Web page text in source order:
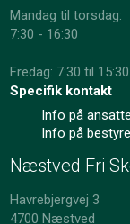
Mandag til torsdag:
7:30 - 16:30
Fredag: 7:30 til 15:30
Specifik kontakt
Info på ansatte
Info på
Næstved Fri
Havrebjergvej 3
4700 Næstved